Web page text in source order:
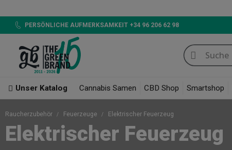
PERSÖNLICHE AUFMERKSAMKEIT +34 96 206 62 98
Unser Katalog Cannabis Samen CBD Shop Smartshop
Raucherzubehör Feuerzeuge Elektrischer Feuerzeug
Elektrischer Feuerzeug